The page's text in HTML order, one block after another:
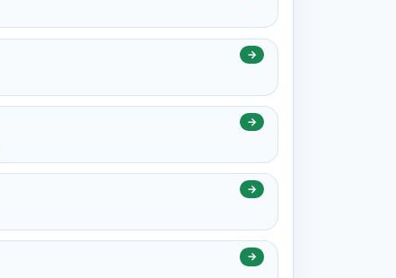
→
→
→
→